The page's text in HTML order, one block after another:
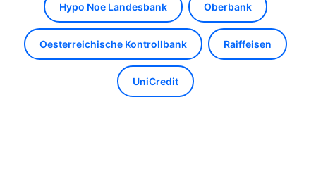
Hypo Noe Landesbank Oberbank
Oesterreichische Kontrollbank Raiffeisen
UniCredit